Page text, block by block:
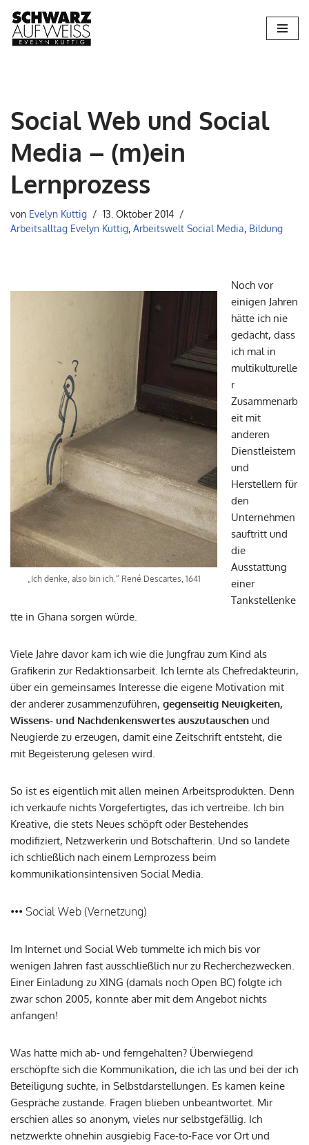
Zum
Social Web und Social
Media – (m)ein
Lernprozess
von Evelyn Kuttig
13. Oktober 2014
Arbeitsalltag Evelyn Kuttig, Arbeitswelt Social Media, Bildung
„Ich denke, also bin ich.“ René Descartes, 1641
Noch vor
einigen Jahren
hätte ich nie
gedacht, dass
ich mal in
multikulturelle
r
Zusammenarb
eit mit
anderen
Dienstleistern
und
Herstellern für
den
Unternehmen
sauftritt und
die
Ausstattung
einer
Tankstellenke
tte in Ghana sorgen würde.
Viele Jahre davor kam ich wie die Jungfrau zum Kind als
Grafikerin zur Redaktionsarbeit. Ich lernte als Chefredakteurin,
über ein gemeinsames Interesse die eigene Motivation mit
der anderer zusammenzuführen, gegenseitig Neuigkeiten,
Wissens- und Nachdenkenswertes auszutauschen und
Neugierde zu erzeugen, damit eine Zeitschrift entsteht, die
mit Begeisterung gelesen wird.
So ist es eigentlich mit allen meinen Arbeitsprodukten. Denn
ich verkaufe nichts Vorgefertigtes, das ich vertreibe. Ich bin
Kreative, die stets Neues schöpft oder Bestehendes
modifiziert, Netzwerkerin und Botschafterin. Und so landete
ich schließlich nach einem Lernprozess beim
kommunikationsintensiven Social Media.
••• Social Web (Vernetzung)
Im Internet und Social Web tummelte ich mich bis vor
wenigen Jahren fast ausschließlich nur zu Recherchezwecken.
Einer Einladung zu XING (damals noch Open BC) folgte ich
zwar schon 2005, konnte aber mit dem Angebot nichts
anfangen!
Was hatte mich ab- und ferngehalten? Überwiegend
erschöpfte sich die Kommunikation, die ich las und bei der ich
Beteiligung suchte, in Selbstdarstellungen. Es kamen keine
Gespräche zustande. Fragen blieben unbeantwortet. Mir
erschien alles so anonym, vieles nur selbstgefällig. Ich
netzwerkte ohnehin ausgiebig Face-to-Face vor Ort und